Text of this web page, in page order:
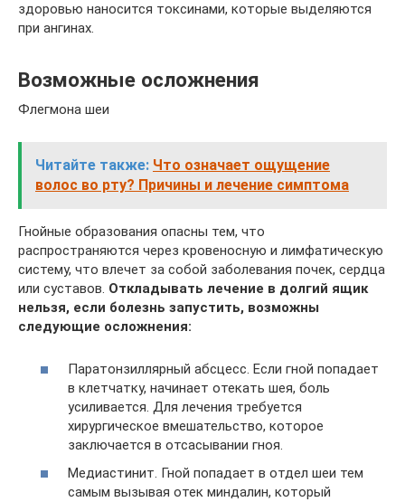
здоровью наносится токсинами, которые выделяются
при ангинах.
Возможные осложнения
Флегмона шеи
Читайте также: Что означает ощущение
волос во рту? Причины и лечение симптома
Гнойные образования опасны тем, что
распространяются через кровеносную и лимфатическую
систему, что влечет за собой заболевания почек, сердца
или суставов. Откладывать лечение в долгий ящик
нельзя, если болезнь запустить, возможны
следующие осложнения:
Паратонзиллярный абсцесс. Если гной попадает
в клетчатку, начинает отекать шея, боль
усиливается. Для лечения требуется
хирургическое вмешательство, которое
заключается в отсасывании гноя.
Медиастинит. Гной попадает в отдел шеи тем
самым вызывая отек миндалин, который